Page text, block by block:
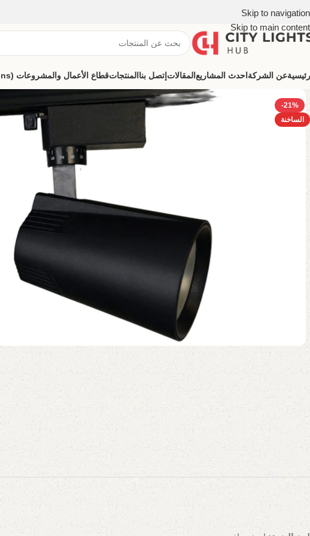
Skip to navigation
Skip to main content
عن الشركة احدث المشاريع المقالات إتصل بنا المنتجاتقطاع الأعمال والمشروعات (B2B Solutions)
-21%
الساخنة